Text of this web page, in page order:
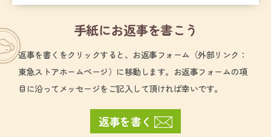
手紙にお返事を書こう
返事を書くをクリックすると、お返事フォーム（外部リンク：
東急ストアホームページ）に移動します。お返事フォームの項
目に沿ってメッセージをご記入して頂ければ幸いです。
返事を書く